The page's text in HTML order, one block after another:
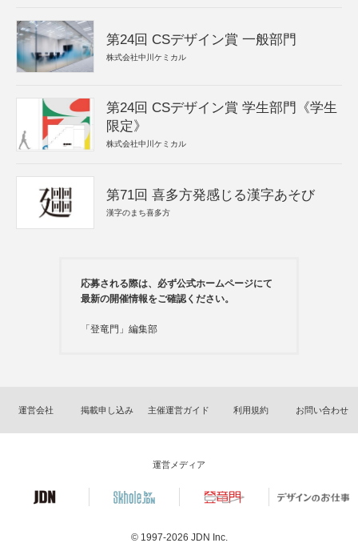
第24回 CSデザイン賞 一般部門
株式会社中川ケミカル
第24回 CSデザイン賞 学生部門《学生
限定》
株式会社中川ケミカル
第71回 喜多方発感じる漢字あそび
漢字のまち喜多方
応募される際は、必ず公式ホームページにて
最新の開催情報をご確認ください。
「登竜門」編集部
運営会社 掲載申し込み 主催運営ガイド 利用規約 お問い合わせ
運営メディア
© 1997-2026 JDN Inc.